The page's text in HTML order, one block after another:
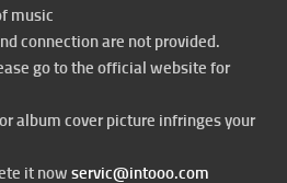
music
connection are not provided.
go to the official website for
album cover picture infringes your
it now servic@intooo.com